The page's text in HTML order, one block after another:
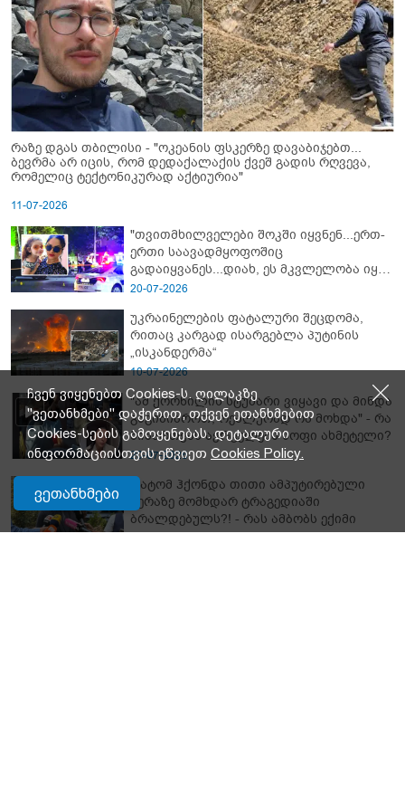
რაზე დგას თბილისი - "ოკეანის ფსკერზე დავაბიჯებთ...
ბევრმა არ იცის, რომ დედაქალაქის ქვეშ გადის რღვევა,
რომელიც ტექტონიკურად აქტიურია"
11-07-2026
"თვითმხილველები შოკში იყვნენ...ერთ-
ერთი საავადმყოფოშიც
გადაიყვანეს...დიახ, ეს მკვლელობა იყო"
- გორში დატრიალებული ტრაგედიის
20-07-2026
უკრაინელების ფატალური შეცდომა,
რითაც კარგად ისარგებლა პუტინის
„ისკანდერმა“
10-07-2026
"ამ ქორწილის სტუმარი ვიყავი და მინდა
გაგიზიაროთ, რეალურად რა მოხდა" - რა
მიმართვას ავრცელებს სოფი ახმეტელი?
20-07-2026
რატომ ჰქონდა თითი ამპუტირებული
ვერაზე მომხდარ ტრაგედიაში
ბრალდებულს?! - რას ამბობს ექიმი
ჩვენ ვიყენებთ Cookies-ს. ღილაკზე
"ვეთანხმები" დაჭერით, თქვენ ეთანხმებით
Cookies-სების გამოყენებას. დეტალური
ინფორმაციისთვის ეწვიეთ Cookies Policy.
ვეთანხმები